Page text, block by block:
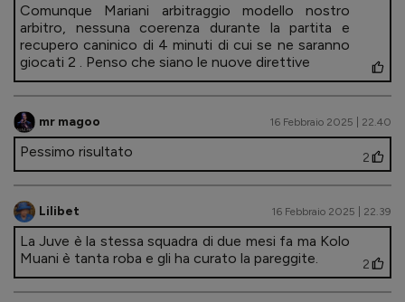
Comunque Mariani arbitraggio modello nostro
arbitro, nessuna coerenza durante la partita e
recupero caninico di 4 minuti di cui se ne saranno
giocati 2 . Penso che siano le nuove direttive
mr magoo 16 Febbraio 2025 | 22.40
Pessimo risultato 2
Lilibet 16 Febbraio 2025 | 22.39
La Juve è la stessa squadra di due mesi fa ma Kolo
Muani è tanta roba e gli ha curato la pareggite.
2